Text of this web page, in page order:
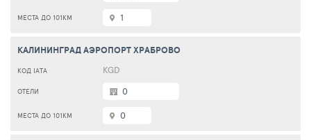
1
КАЛИНИНГРАД АЭРОПОРТ ХРАБРОВО
KGD
0
0